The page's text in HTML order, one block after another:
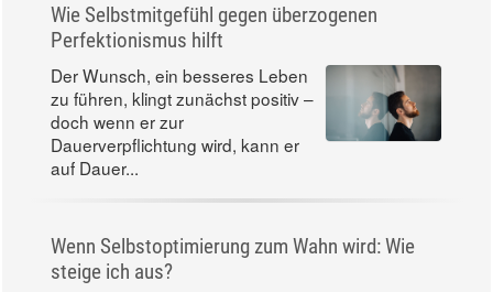
Wie Selbstmitgefühl gegen überzogenen
Perfektionismus hilft
Der Wunsch, ein besseres Leben
zu führen, klingt zunächst positiv –
doch wenn er zur
Dauerverpflichtung wird, kann er
auf Dauer...
Wenn Selbstoptimierung zum Wahn wird: Wie
steige ich aus?